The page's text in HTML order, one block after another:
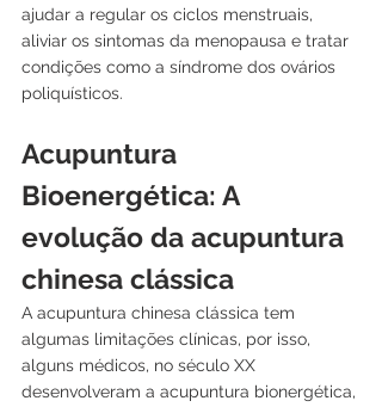
ajudar a regular os ciclos menstruais,
aliviar os sintomas da menopausa e tratar
condições como a síndrome dos ovários
poliquísticos.
Acupuntura
Bioenergética: A
evolução da acupuntura
chinesa clássica
A acupuntura chinesa clássica tem
algumas limitações clínicas, por isso,
alguns médicos, no século XX
desenvolveram a acupuntura bionergética,